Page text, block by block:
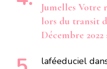
Jumelles Votre
lors du transit
Décembre 2022
laféeduciel